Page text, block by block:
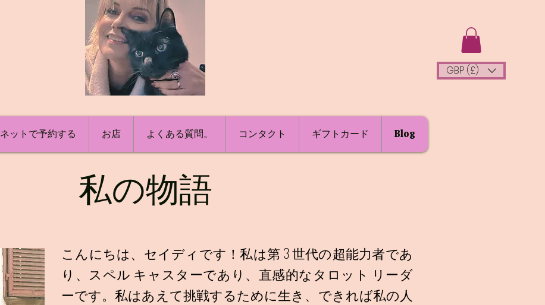
GBP (£)
ネットで予約する お店 よくある質問。 コンタクト ギフトカード Blog
私の物語
こんにちは、セイディです！私は第 3 世代の超能力者であ
り、スペル キャスターであり、直感的なタロット リーダ
ーです。私はあえて挑戦するために生き、できれば私の人